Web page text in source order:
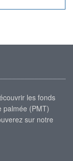
les fonds
palmée (PMT)
sur notre